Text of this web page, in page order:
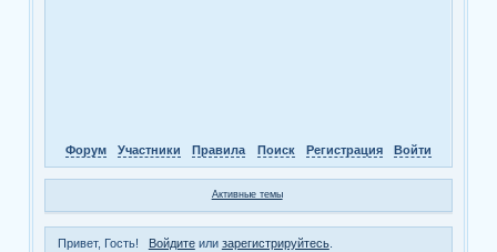
Форум Участники Правила Поиск Регистрация Войти
Активные темы
Привет, Гость! Войдитеили зарегистрируйтесь.